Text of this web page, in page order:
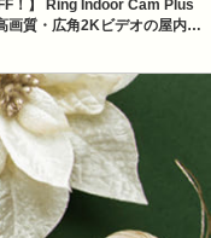
！】 Ring Indoor Cam Plus
画質・広角2Kビデオの屋内…